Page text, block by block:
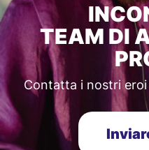
TEAM DI
Contatta i nostri